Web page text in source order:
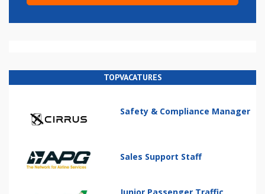
TOPVACATURES
Safety & Compliance Manager
Sales Support Staff
Junior Passenger Traffic